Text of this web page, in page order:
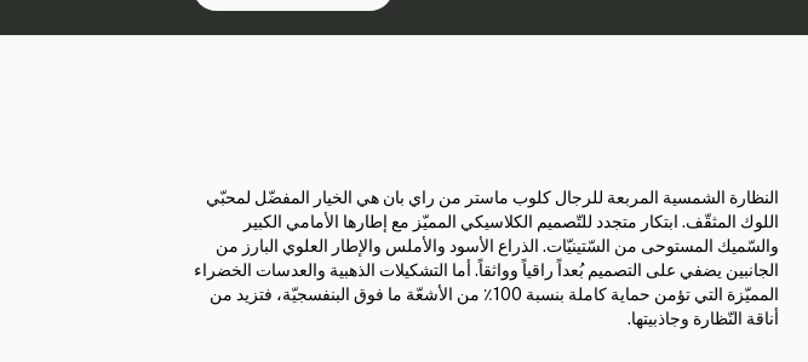
النظارة الشمسية المربعة للرجال كلوب ماستر من راي بان هي الخيار المفضّل لمحبّي
اللوك المثقّف. ابتكار متجدد للتّصميم الكلاسيكي المميّز مع إطارها الأمامي الكبير
والسّميك المستوحى من السّتينيّات. الذراع الأسود والأملس والإطار العلوي البارز من
الجانبين يضفي على التصميم بُعداً راقياً وواثقاً. أما التشكيلات الذهبية والعدسات الخضراء
المميّزة التي تؤمن حماية كاملة بنسبة 100٪ من الأشعّة ما فوق البنفسجيّة، فتزيد من
أناقة النّظارة وجاذبيتها.